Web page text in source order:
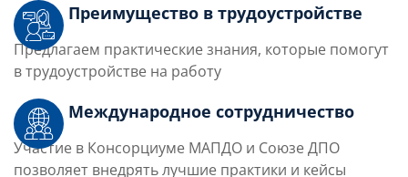
Преимущество в трудоустройстве
Предлагаем практические знания, которые помогут
в трудоустройстве на работу
Международное сотрудничество
Участие в Консорциуме МАПДО и Союзе ДПО
позволяет внедрять лучшие практики и кейсы